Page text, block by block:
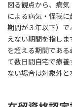
図る観点から、病
による病気・怪我
期間が３年以下）
えない期間を指し
を超える期間であ
て数日間自宅で療
ない場合は対象外と